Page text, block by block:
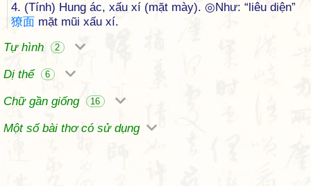
4. (Tính) Hung ác, xấu xí (mặt mày). ◎Như: “liêu diện”
獠面 mặt mũi xấu xí.
Tự hình
2
Dị thể 6
Chữ gần giống 16
Một số bài thơ có sử dụng